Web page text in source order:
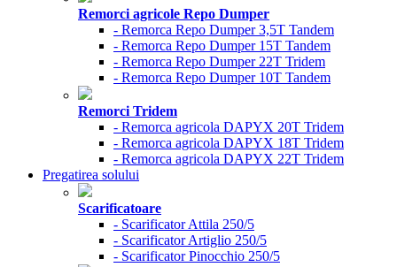
Remorci agricole Repo Dumper
- Remorca Repo Dumper 3,5T Tandem
- Remorca Repo Dumper 15T Tandem
- Remorca Repo Dumper 22T Tridem
- Remorca Repo Dumper 10T Tandem
Remorci Tridem
- Remorca agricola DAPYX 20T Tridem
- Remorca agricola DAPYX 18T Tridem
- Remorca agricola DAPYX 22T Tridem
Pregatirea solului
Scarificatoare
- Scarificator Attila 250/5
- Scarificator Artiglio 250/5
- Scarificator Pinocchio 250/5